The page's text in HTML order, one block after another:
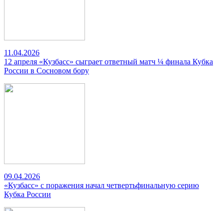
11.04.2026
12 апреля «Кузбасс» сыграет ответный матч ¼ финала Кубка
России в Сосновом бору
09.04.2026
«Кузбасс» с поражения начал четвертьфинальную серию
Кубка России